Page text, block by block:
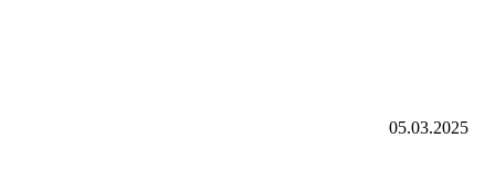
05.03.2025